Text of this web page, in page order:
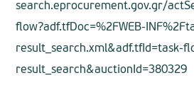
search.eprocurement.gov.gr/
flow?adf.tfDoc=%2FWEB-
result_search.xml&adf.tfId=task-
result_search&auctionId=380329